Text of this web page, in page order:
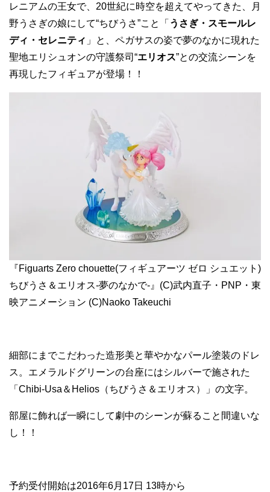
レニアムの王女で、20世紀に時空を超えてやってきた、月
野うさぎの娘にして“ちびうさ”こと「 うさぎ・スモールレ
ディ・セレニティ 」と、ペガサスの姿で夢のなかに現れた
聖地エリシュオンの守護祭司“エリオス”との交流シーンを
再現したフィギュアが登場！！
『Figuarts Zero chouette(フィギュアーツ ゼロ シュエット)
ちびうさ＆エリオス-夢のなかで-』(C)武内直子・PNP・東
映アニメーション (C)Naoko Takeuchi
細部にまでこだわった造形美と華やかなパール塗装のドレ
ス。エメラルドグリーンの台座にはシルバーで施された
「Chibi-Usa＆Helios（ちびうさ＆エリオス）」の文字。
部屋に飾れば一瞬にして劇中のシーンが蘇ること間違いな
し！！
予約受付開始は2016年6月17日 13時から